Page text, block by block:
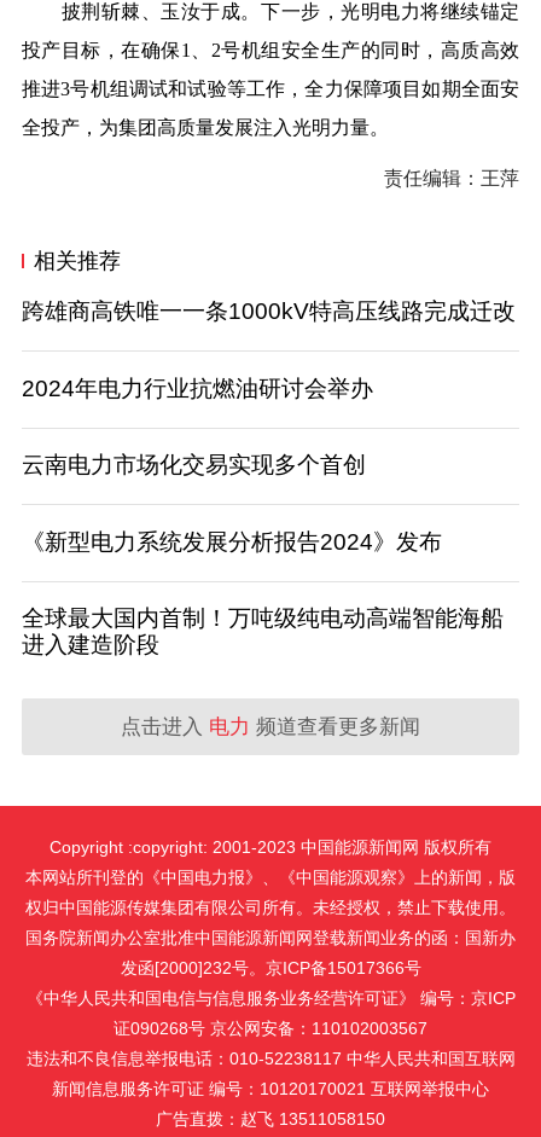
披荆斩棘、玉汝于成。下一步，光明电力将继续锚定
投产目标，在确保1、2号机组安全生产的同时，高质高效
推进3号机组调试和试验等工作，全力保障项目如期全面安
全投产，为集团高质量发展注入光明力量。
责任编辑：王萍
相关推荐
跨雄商高铁唯一一条1000kV特高压线路完成迁改
2024年电力行业抗燃油研讨会举办
云南电力市场化交易实现多个首创
《新型电力系统发展分析报告2024》发布
全球最大国内首制！万吨级纯电动高端智能海船
进入建造阶段
点击进入 电力 频道查看更多新闻
Copyright :copyright: 2001-2023 中国能源新闻网 版权所有
本网站所刊登的《中国电力报》、《中国能源观察》上的新闻，版
权归中国能源传媒集团有限公司所有。未经授权，禁止下载使用。
国务院新闻办公室批准中国能源新闻网登载新闻业务的函：国新办
发函[2000]232号。京ICP备15017366号
《中华人民共和国电信与信息服务业务经营许可证》 编号：京ICP
证090268号 京公网安备：110102003567
违法和不良信息举报电话：010-52238117 中华人民共和国互联网
新闻信息服务许可证 编号：10120170021 互联网举报中心
广告直拨：赵飞 13511058150